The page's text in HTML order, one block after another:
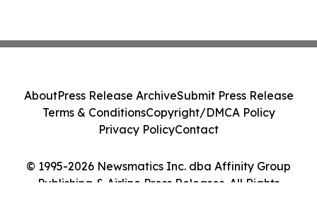
© 1995-2026 Newsmatics Inc. dba Affinity Group
Publishing & Airline Press Releases. All Rights
AboutPress Release ArchiveSubmit Press Release
Terms & ConditionsCopyright/DMCA Policy
Privacy PolicyContact